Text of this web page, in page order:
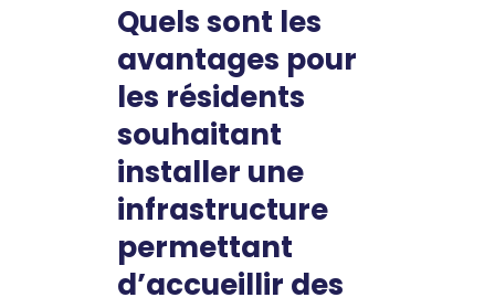
Quels sont les
avantages pour
les résidents
souhaitant
installer une
infrastructure
permettant
d’accueillir des